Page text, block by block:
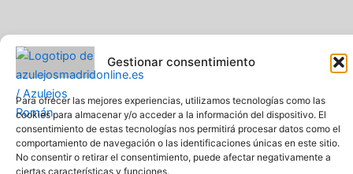
Gestionar consentimiento
Para ofrecer las mejores experiencias, utilizamos tecnologías como las
cookies para almacenar y/o acceder a la información del dispositivo. El
consentimiento de estas tecnologías nos permitirá procesar datos como el
comportamiento de navegación o las identificaciones únicas en este sitio.
No consentir o retirar el consentimiento, puede afectar negativamente a
ciertas características y funciones.
Pavimentos y Azulejos Román S.L.. Todos los derechos
reservados
Web creada y diseñada por Pavimentos y Azulejos Román S.L
Comprar azulejos online baratos y de calidad